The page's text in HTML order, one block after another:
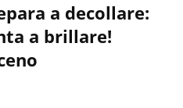
a decollare:
a brillare!